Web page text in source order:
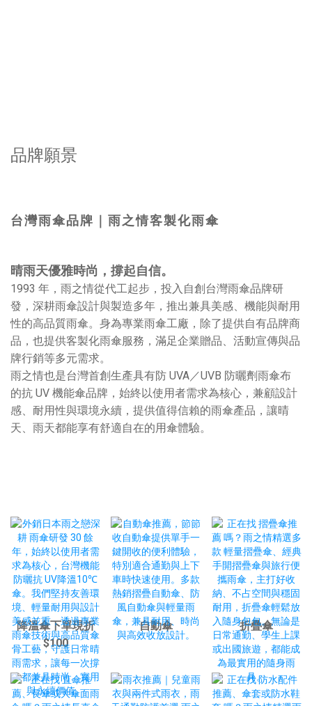
品牌願景
台灣雨傘品牌｜雨之情客製化雨傘
晴雨天優雅時尚，撐起自信。
1993 年，雨之情從代工起步，投入自創台灣雨傘品牌研
發，深耕雨傘設計與製造多年，推出兼具美感、機能與耐用
性的高品質雨傘。身為專業雨傘工廠，除了提供自有品牌商
品，也提供客製化雨傘服務，滿足企業贈品、活動宣傳與品
牌行銷等多元需求。
雨之情也是台灣首創生產具有防 UVA／UVB 防曬劑雨傘布
的抗 UV 機能傘品牌，始終以使用者需求為核心，兼顧設計
感、耐用性與環境永續，提供值得信賴的雨傘產品，讓晴
天、雨天都能享有舒適自在的用傘體驗。
降溫傘下單現折
$100
自動傘 折疊傘